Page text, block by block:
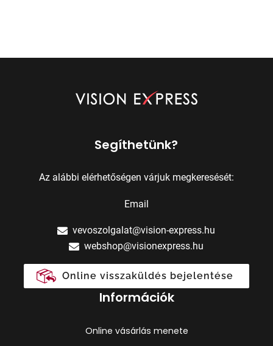
Segíthetünk?
Az alábbi elérhetőségen várjuk megkeresését:
Email
vevoszolgalat@vision-express.hu
webshop@visionexpress.hu
Online visszaküldés bejelentése
Információk
Online vásárlás menete